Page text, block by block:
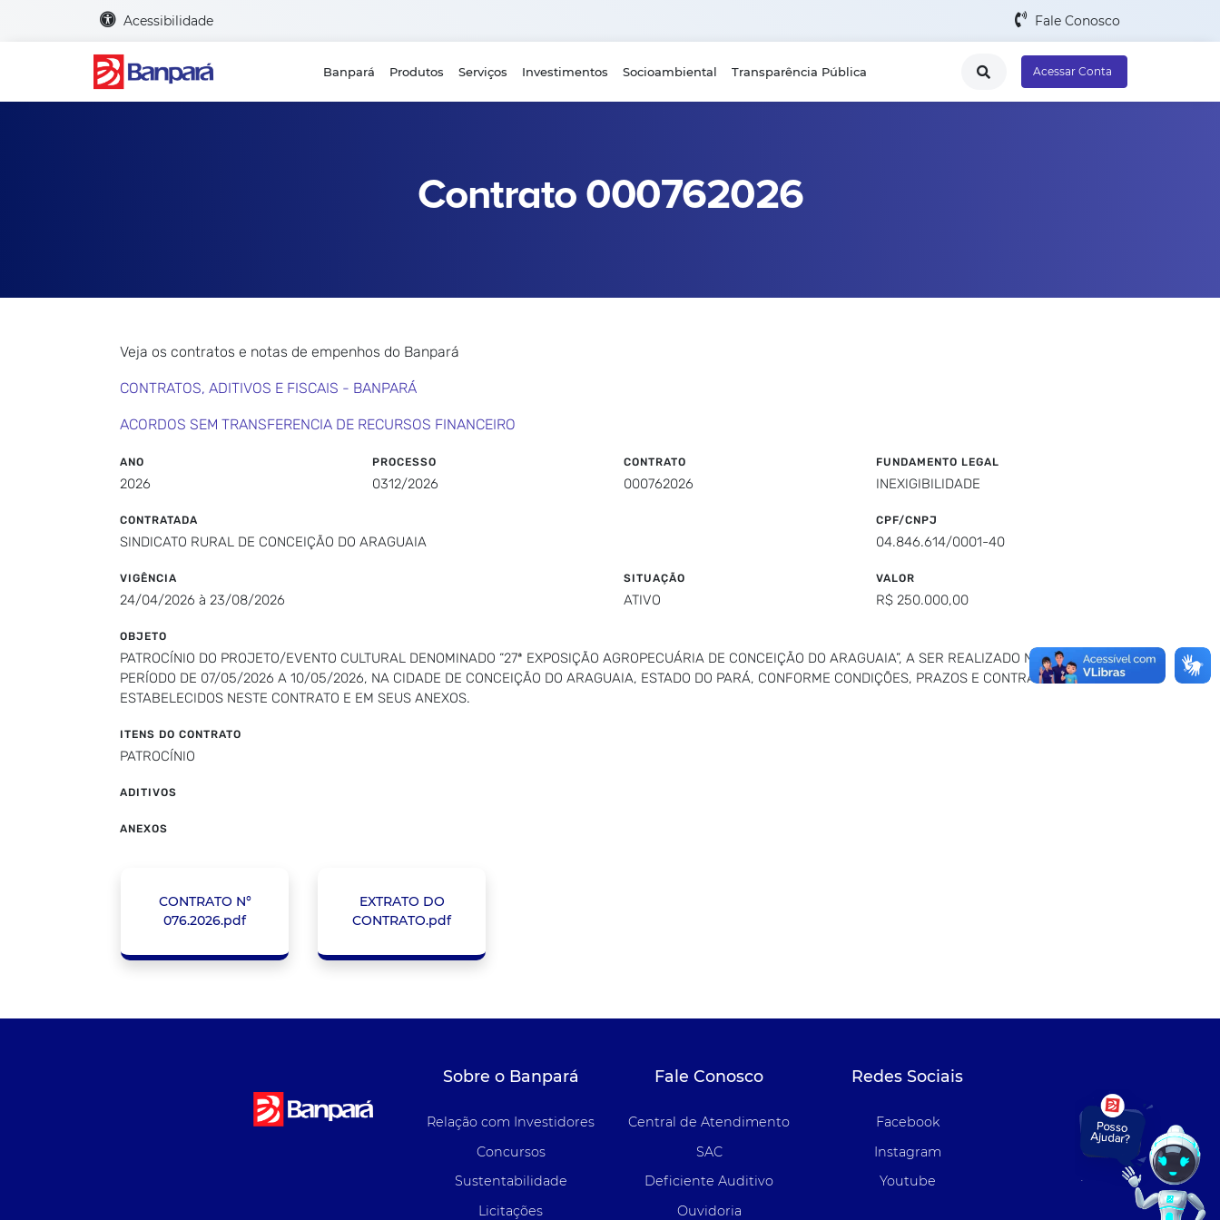
Acessibilidade Fale Conosco
Banpará Produtos Serviços Investimentos Socioambiental Transparência Pública Acessar Conta
Contrato 000762026
Veja os contratos e notas de empenhos do Banpará
CONTRATOS, ADITIVOS E FISCAIS - BANPARÁ
ACORDOS SEM TRANSFERENCIA DE RECURSOS FINANCEIRO
ANO
2026
PROCESSO
0312/2026
CONTRATO
000762026
FUNDAMENTO LEGAL
INEXIGIBILIDADE
CONTRATADA
SINDICATO RURAL DE CONCEIÇÃO DO ARAGUAIA
CPF/CNPJ
04.846.614/0001-40
VIGÊNCIA
24/04/2026 à 23/08/2026
SITUAÇÃO
ATIVO
VALOR
R$ 250.000,00
OBJETO
PATROCÍNIO DO PROJETO/EVENTO CULTURAL DENOMINADO “27ª EXPOSIÇÃO AGROPECUÁRIA DE CONCEIÇÃO DO ARAGUAIA”, A SER REALIZADO NO
PERÍODO DE 07/05/2026 A 10/05/2026, NA CIDADE DE CONCEIÇÃO DO ARAGUAIA, ESTADO DO PARÁ, CONFORME CONDIÇÕES, PRAZOS E CONTRAPARTIDAS
ESTABELECIDOS NESTE CONTRATO E EM SEUS ANEXOS.
ITENS DO CONTRATO
PATROCÍNIO
ADITIVOS
ANEXOS
CONTRATO N°
076.2026.pdf
EXTRATO DO
CONTRATO.pdf
Sobre o Banpará
Relação com Investidores
Concursos
Sustentabilidade
Licitações
Fale Conosco
Central de Atendimento
SAC
Deficiente Auditivo
Ouvidoria
Redes Sociais
Facebook
Instagram
Youtube